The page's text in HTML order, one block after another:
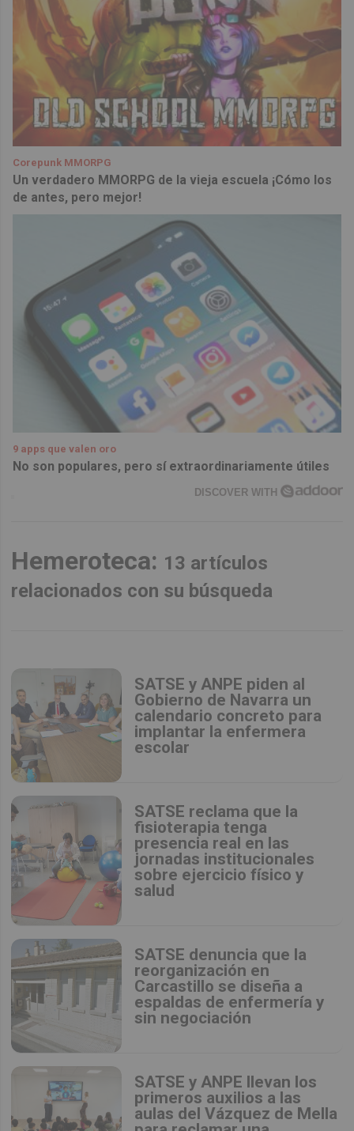
Corepunk MMORPG
Un verdadero MMORPG de la vieja escuela ¡Cómo los
de antes, pero mejor!
9 apps que valen oro
No son populares, pero sí extraordinariamente útiles
DISCOVER WITH
Hemeroteca: 13 artículos
relacionados con su búsqueda
SATSE y ANPE piden al
Gobierno de Navarra un
calendario concreto para
implantar la enfermera
escolar
SATSE reclama que la
fisioterapia tenga
presencia real en las
jornadas institucionales
sobre ejercicio físico y
salud
SATSE denuncia que la
reorganización en
Carcastillo se diseña a
espaldas de enfermería y
sin negociación
SATSE y ANPE llevan los
primeros auxilios a las
aulas del Vázquez de Mella